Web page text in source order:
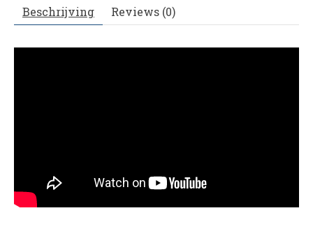
Beschrijving Reviews (0)